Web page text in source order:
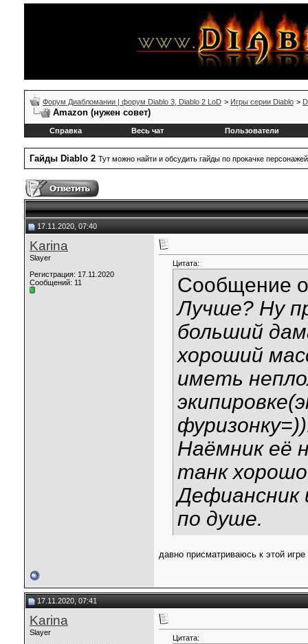
Форум Диабломании | форум Diablo 3, Diablo 2 LoD > Игры серии Diablo >
Amazon (нужен совет)
Справка Весь чат Пользователи
Гайды Diablo 2 Тут можно найти и обсудить гайды по прокачке
17.11.2020, 07:40
Karina
Slayer
Регистрация: 17.11.2020
Сообщений: 11
Цитата:
Сообщение
Лучше? Ну
больший
хороший
иметь
Наёмник её
танк
Дефиансник
по душе.
давно присматриваюсь к этой игре
17.11.2020, 07:41
Karina
Slayer
Цитата: